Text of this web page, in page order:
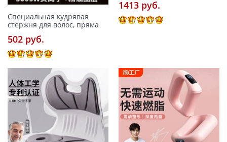
Специальная кудрявая
стержня для волос, пряма
502 pуб.
1413 pуб.